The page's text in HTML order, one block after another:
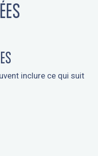
inclure ce qui suit